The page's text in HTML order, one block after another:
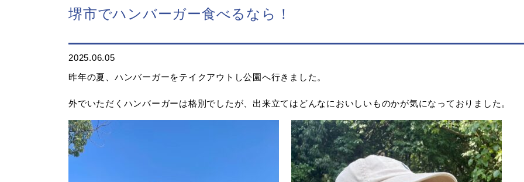
堺市でハンバーガー食べるなら！
2025.06.05
昨年の夏、ハンバーガーをテイクアウトし公園へ行きました。
外でいただくハンバーガーは格別でしたが、出来立てはどんなにおいしいものかが気になっておりました。